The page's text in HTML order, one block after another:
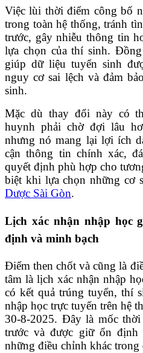
Việc lùi thời điểm công bố
trong toàn hệ thống, tránh
trước, gây nhiễu thông tin
lựa chọn của thí sinh.
giúp dữ liệu tuyển sinh
nguy cơ sai lệch và đảm
sinh.
Mặc dù thay đổi này có
huynh phải chờ đợi lâu
nhưng nó mang lại lợi ích
cận thông tin chính xác,
quyết định phù hợp cho
biệt khi lựa chọn những cơ
Dược Sài Gòn.
Lịch xác nhận nhập học
định và minh bạch
Điểm then chốt và cũng là
tâm là lịch xác nhận nhập
có kết quả trúng tuyển, thí
nhập học trực tuyến trên hệ
30-8-2025. Đây là mốc
trước và được giữ ổn định
những điều chỉnh khác